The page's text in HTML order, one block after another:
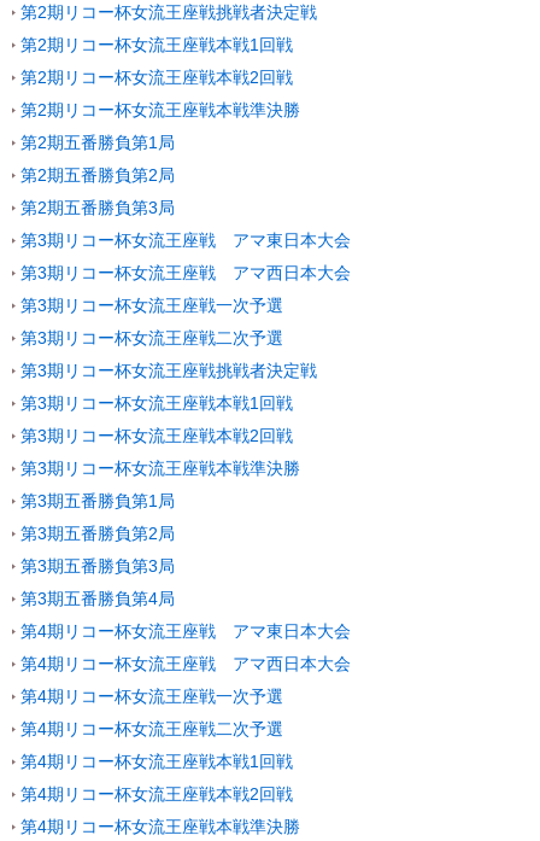
第2期リコー杯女流王座戦挑戦者決定戦
第2期リコー杯女流王座戦本戦1回戦
第2期リコー杯女流王座戦本戦2回戦
第2期リコー杯女流王座戦本戦準決勝
第2期五番勝負第1局
第2期五番勝負第2局
第2期五番勝負第3局
第3期リコー杯女流王座戦 アマ東日本大会
第3期リコー杯女流王座戦 アマ西日本大会
第3期リコー杯女流王座戦一次予選
第3期リコー杯女流王座戦二次予選
第3期リコー杯女流王座戦挑戦者決定戦
第3期リコー杯女流王座戦本戦1回戦
第3期リコー杯女流王座戦本戦2回戦
第3期リコー杯女流王座戦本戦準決勝
第3期五番勝負第1局
第3期五番勝負第2局
第3期五番勝負第3局
第3期五番勝負第4局
第4期リコー杯女流王座戦 アマ東日本大会
第4期リコー杯女流王座戦 アマ西日本大会
第4期リコー杯女流王座戦一次予選
第4期リコー杯女流王座戦二次予選
第4期リコー杯女流王座戦本戦1回戦
第4期リコー杯女流王座戦本戦2回戦
第4期リコー杯女流王座戦本戦準決勝